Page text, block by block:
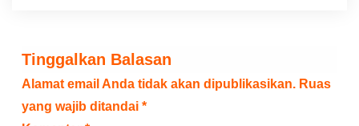
Tinggalkan Balasan
Alamat email Anda tidak akan dipublikasikan. Ruas
yang wajib ditandai *